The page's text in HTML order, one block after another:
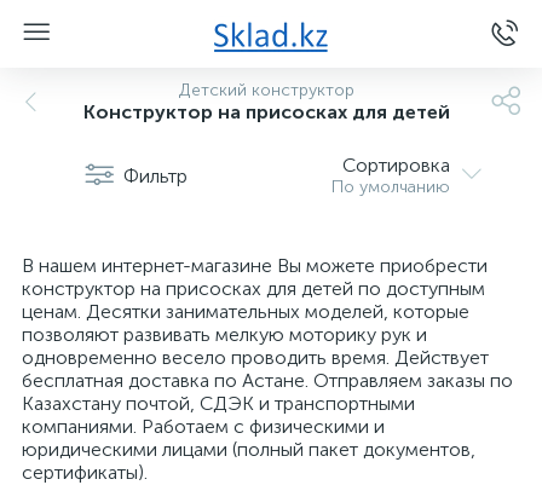
Детский конструктор
Конструктор на присосках для детей
Фильтр Сортировка
По умолчанию
В нашем интернет-магазине Вы можете приобрести
конструктор на присосках для детей по доступным
ценам. Десятки занимательных моделей, которые
позволяют развивать мелкую моторику рук и
одновременно весело проводить время. Действует
бесплатная доставка по Астане. Отправляем заказы по
Казахстану почтой, СДЭК и транспортными
компаниями. Работаем с физическими и
юридическими лицами (полный пакет документов,
сертификаты).